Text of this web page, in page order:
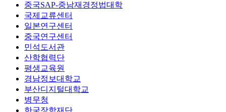
중국SAP-중남재경정법대학
국제교류센터
일본연구센터
중국연구센터
민석도서관
산학협력단
평생교육원
경남정보대학교
부산디지털대학교
병무청
한국장학재단